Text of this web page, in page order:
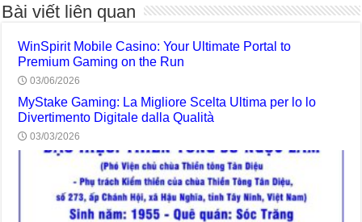
Bài viết liên quan
WinSpirit Mobile Casino: Your Ultimate Portal to
Premium Gaming on the Run
03/06/2026
MyStake Gaming: La Migliore Scelta Ultima per lo lo
Divertimento Digitale dalla Qualità
03/03/2026